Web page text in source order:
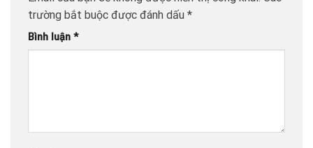
trường bắt buộc được đánh dấu *
Bình luận *